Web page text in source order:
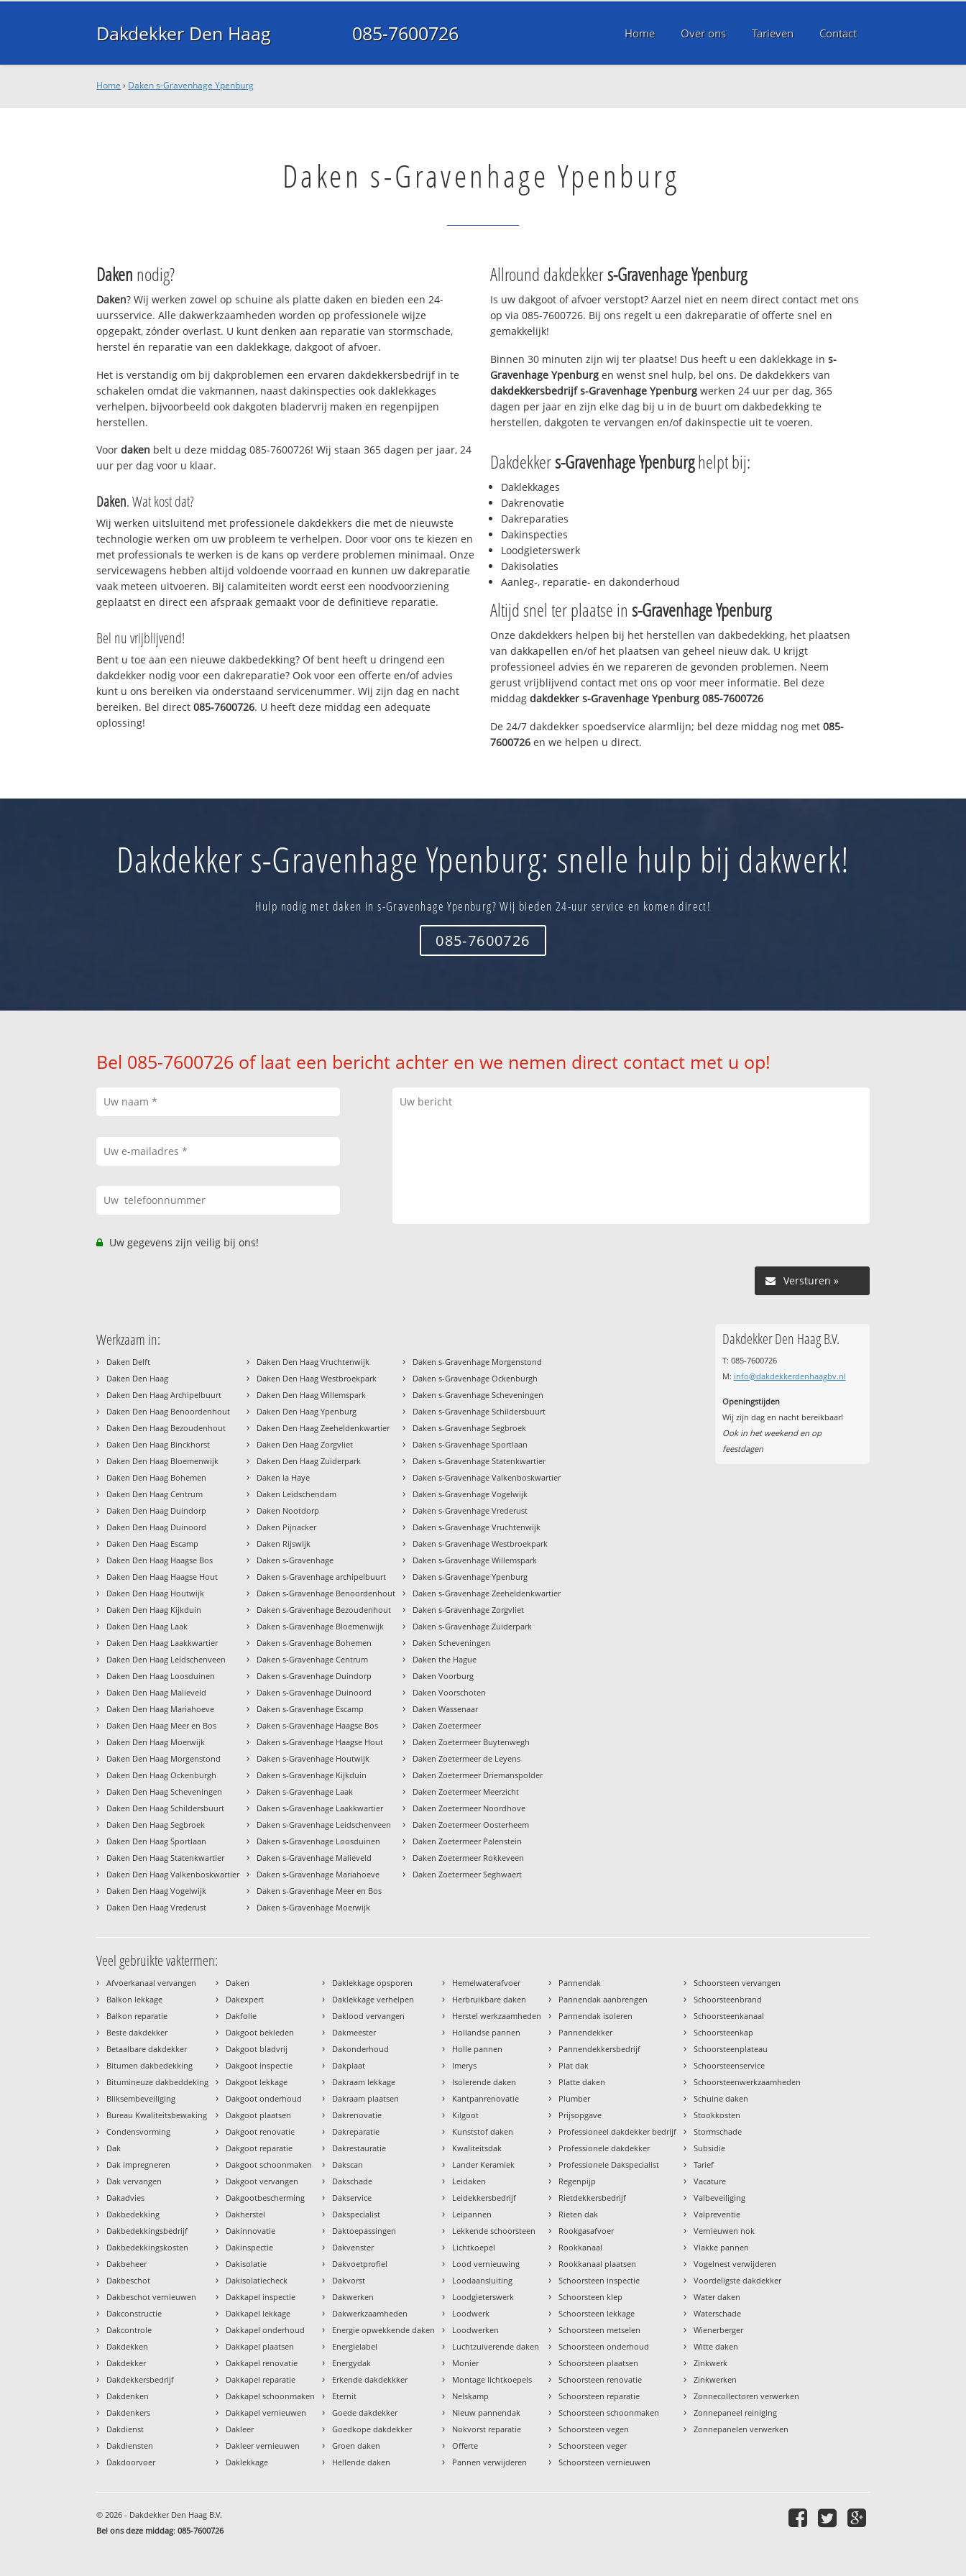
Dakdekker Den Haag 085-7600726 Home Over ons Tarieven Contact
Home › Daken s-Gravenhage Ypenburg
Daken s-Gravenhage Ypenburg
Daken nodig?
Daken? Wij werken zowel op schuine als platte daken en bieden een 24-
uursservice. Alle dakwerkzaamheden worden op professionele wijze
opgepakt, zónder overlast. U kunt denken aan reparatie van stormschade,
herstel én reparatie van een daklekkage, dakgoot of afvoer.
Het is verstandig om bij dakproblemen een ervaren dakdekkersbedrijf in te
schakelen omdat die vakmannen, naast dakinspecties ook daklekkages
verhelpen, bijvoorbeeld ook dakgoten bladervrij maken en regenpijpen
herstellen.
Voordaken belt u deze middag 085-7600726! Wij staan 365 dagen per jaar, 24
uur per dag voor u klaar.
Daken. Wat kost dat?
Wij werken uitsluitend met professionele dakdekkers die met de nieuwste
technologie werken om uw probleem te verhelpen. Door voor ons te kiezen en
met professionals te werken is de kans op verdere problemen minimaal. Onze
servicewagens hebben altijd voldoende voorraad en kunnen uw dakreparatie
vaak meteen uitvoeren. Bij calamiteiten wordt eerst een noodvoorziening
geplaatst en direct een afspraak gemaakt voor de definitieve reparatie.
Bel nu vrijblijvend!
Bent u toe aan een nieuwe dakbedekking? Of bent heeft u dringend een
dakdekker nodig voor een dakreparatie? Ook voor een offerte en/of advies
kunt u ons bereiken via onderstaand servicenummer. Wij zijn dag en nacht
bereiken. Bel direct085-7600726. U heeft deze middag een adequate
oplossing!
Allround dakdekkers-Gravenhage Ypenburg
Is uw dakgoot of afvoer verstopt? Aarzel niet en neem direct contact met ons
op via 085-7600726. Bij ons regelt u een dakreparatie of offerte snel en
gemakkelijk!
Binnen 30 minuten zijn wij ter plaatse! Dus heeft u een daklekkage in s-
Gravenhage Ypenburg en wenst snel hulp, bel ons. De dakdekkers van
dakdekkersbedrijfs-Gravenhage Ypenburg werken 24 uur per dag, 365
dagen per jaar en zijn elke dag bij u in de buurt om dakbedekking te
herstellen, dakgoten te vervangen en/of dakinspectie uit te voeren.
Dakdekkers-Gravenhage Ypenburghelpt bij:
Daklekkages
Dakrenovatie
Dakreparaties
Dakinspecties
Loodgieterswerk
Dakisolaties
Aanleg-, reparatie- en dakonderhoud
Altijd snel ter plaatse in s-Gravenhage Ypenburg
Onze dakdekkers helpen bij het herstellen van dakbedekking, het plaatsen
van dakkapellen en/of het plaatsen van geheel nieuw dak. U krijgt
professioneel advies én we repareren de gevonden problemen. Neem
gerust vrijblijvend contact met ons op voor meer informatie. Bel deze
middag dakdekker s-Gravenhage Ypenburg 085-7600726
De 24/7 dakdekker spoedservice alarmlijn; bel deze middag nog met 085-
7600726 en we helpen u direct.
Dakdekker s-Gravenhage Ypenburg: snelle hulp bij dakwerk!
Hulp nodig met daken in s-Gravenhage Ypenburg? Wij bieden 24-uur service en komen direct!
085-7600726
Bel 085-7600726 of laat een bericht achter en we nemen direct contact met u op!
Uw gegevens zijn veilig bij ons!
Versturen »
Werkzaam in:
› Daken Delft
› Daken Den Haag
› Daken Den Haag Archipelbuurt
› Daken Den Haag Benoordenhout
› Daken Den Haag Bezoudenhout
› Daken Den Haag Binckhorst
› Daken Den Haag Bloemenwijk
› Daken Den Haag Bohemen
› Daken Den Haag Centrum
› Daken Den Haag Duindorp
› Daken Den Haag Duinoord
› Daken Den Haag Escamp
› Daken Den Haag Haagse Bos
› Daken Den Haag Haagse Hout
› Daken Den Haag Houtwijk
› Daken Den Haag Kijkduin
› Daken Den Haag Laak
› Daken Den Haag Laakkwartier
› Daken Den Haag Leidschenveen
› Daken Den Haag Loosduinen
› Daken Den Haag Malieveld
› Daken Den Haag Mariahoeve
› Daken Den Haag Meer en Bos
› Daken Den Haag Moerwijk
› Daken Den Haag Morgenstond
› Daken Den Haag Ockenburgh
› Daken Den Haag Scheveningen
› Daken Den Haag Schildersbuurt
› Daken Den Haag Segbroek
› Daken Den Haag Sportlaan
› Daken Den Haag Statenkwartier
› Daken Den Haag Valkenboskwartier
› Daken Den Haag Vogelwijk
› Daken Den Haag Vrederust
› Daken Den Haag Vruchtenwijk
› Daken Den Haag Westbroekpark
› Daken Den Haag Willemspark
› Daken Den Haag Ypenburg
› Daken Den Haag Zeeheldenkwartier
› Daken Den Haag Zorgvliet
› Daken Den Haag Zuiderpark
› Daken la Haye
› Daken Leidschendam
› Daken Nootdorp
› Daken Pijnacker
› Daken Rijswijk
› Daken s-Gravenhage
› Daken s-Gravenhage archipelbuurt
› Daken s-Gravenhage Benoordenhout
› Daken s-Gravenhage Bezoudenhout
› Daken s-Gravenhage Bloemenwijk
› Daken s-Gravenhage Bohemen
› Daken s-Gravenhage Centrum
› Daken s-Gravenhage Duindorp
› Daken s-Gravenhage Duinoord
› Daken s-Gravenhage Escamp
› Daken s-Gravenhage Haagse Bos
› Daken s-Gravenhage Haagse Hout
› Daken s-Gravenhage Houtwijk
› Daken s-Gravenhage Kijkduin
› Daken s-Gravenhage Laak
› Daken s-Gravenhage Laakkwartier
› Daken s-Gravenhage Leidschenveen
› Daken s-Gravenhage Loosduinen
› Daken s-Gravenhage Malieveld
› Daken s-Gravenhage Mariahoeve
› Daken s-Gravenhage Meer en Bos
› Daken s-Gravenhage Moerwijk
› Daken s-Gravenhage Morgenstond
› Daken s-Gravenhage Ockenburgh
› Daken s-Gravenhage Scheveningen
› Daken s-Gravenhage Schildersbuurt
› Daken s-Gravenhage Segbroek
› Daken s-Gravenhage Sportlaan
› Daken s-Gravenhage Statenkwartier
› Daken s-Gravenhage Valkenboskwartier
› Daken s-Gravenhage Vogelwijk
› Daken s-Gravenhage Vrederust
› Daken s-Gravenhage Vruchtenwijk
› Daken s-Gravenhage Westbroekpark
› Daken s-Gravenhage Willemspark
› Daken s-Gravenhage Ypenburg
› Daken s-Gravenhage Zeeheldenkwartier
› Daken s-Gravenhage Zorgvliet
› Daken s-Gravenhage Zuiderpark
› Daken Scheveningen
› Daken the Hague
› Daken Voorburg
› Daken Voorschoten
› Daken Wassenaar
› Daken Zoetermeer
› Daken Zoetermeer Buytenwegh
› Daken Zoetermeer de Leyens
› Daken Zoetermeer Driemanspolder
› Daken Zoetermeer Meerzicht
› Daken Zoetermeer Noordhove
› Daken Zoetermeer Oosterheem
› Daken Zoetermeer Palenstein
› Daken Zoetermeer Rokkeveen
› Daken Zoetermeer Seghwaert
Dakdekker Den Haag B.V.
T: 085-7600726
M: info@dakdekkerdenhaagbv.nl
Openingstijden
Wij zijn dag en nacht bereikbaar!
Ook in het weekend en op
feestdagen
Veel gebruikte vaktermen:
› Afvoerkanaal vervangen
› Balkon lekkage
› Balkon reparatie
› Beste dakdekker
› Betaalbare dakdekker
› Bitumen dakbedekking
› Bitumineuze dakbeddeking
› Bliksembeveiliging
› Bureau Kwaliteitsbewaking
› Condensvorming
› Dak
› Dak impregneren
› Dak vervangen
› Dakadvies
› Dakbedekking
› Dakbedekkingsbedrijf
› Dakbedekkingskosten
› Dakbeheer
› Dakbeschot
› Dakbeschot vernieuwen
› Dakconstructie
› Dakcontrole
› Dakdekken
› Dakdekker
› Dakdekkersbedrijf
› Dakdenken
› Dakdenkers
› Dakdienst
› Dakdiensten
› Dakdoorvoer
› Daken
› Dakexpert
› Dakfolie
› Dakgoot bekleden
› Dakgoot bladvrij
› Dakgoot inspectie
› Dakgoot lekkage
› Dakgoot onderhoud
› Dakgoot plaatsen
› Dakgoot renovatie
› Dakgoot reparatie
› Dakgoot schoonmaken
› Dakgoot vervangen
› Dakgootbescherming
› Dakherstel
› Dakinnovatie
› Dakinspectie
› Dakisolatie
› Dakisolatiecheck
› Dakkapel inspectie
› Dakkapel lekkage
› Dakkapel onderhoud
› Dakkapel plaatsen
› Dakkapel renovatie
› Dakkapel reparatie
› Dakkapel schoonmaken
› Dakkapel vernieuwen
› Dakleer
› Dakleer vernieuwen
› Daklekkage
› Daklekkage opsporen
› Daklekkage verhelpen
› Daklood vervangen
› Dakmeester
› Dakonderhoud
› Dakplaat
› Dakraam lekkage
› Dakraam plaatsen
› Dakrenovatie
› Dakreparatie
› Dakrestauratie
› Dakscan
› Dakschade
› Dakservice
› Dakspecialist
› Daktoepassingen
› Dakvenster
› Dakvoetprofiel
› Dakvorst
› Dakwerken
› Dakwerkzaamheden
› Energie opwekkende daken
› Energielabel
› Energydak
› Erkende dakdekkker
› Eternit
› Goede dakdekker
› Goedkope dakdekker
› Groen daken
› Hellende daken
› Hemelwaterafvoer
› Herbruikbare daken
› Herstel werkzaamheden
› Hollandse pannen
› Holle pannen
› Imerys
› Isolerende daken
› Kantpanrenovatie
› Kilgoot
› Kunststof daken
› Kwaliteitsdak
› Lander Keramiek
› Leidaken
› Leidekkersbedrijf
› Leipannen
› Lekkende schoorsteen
› Lichtkoepel
› Lood vernieuwing
› Loodaansluiting
› Loodgieterswerk
› Loodwerk
› Loodwerken
› Luchtzuiverende daken
› Monier
› Montage lichtkoepels
› Nelskamp
› Nieuw pannendak
› Nokvorst reparatie
› Offerte
› Pannen verwijderen
› Pannendak
› Pannendak aanbrengen
› Pannendak isoleren
› Pannendekker
› Pannendekkersbedrijf
› Plat dak
› Platte daken
› Plumber
› Prijsopgave
› Professioneel dakdekker bedrijf
› Professionele dakdekker
› Professionele Dakspecialist
› Regenpijp
› Rietdekkersbedrijf
› Rieten dak
› Rookgasafvoer
› Rookkanaal
› Rookkanaal plaatsen
› Schoorsteen inspectie
› Schoorsteen klep
› Schoorsteen lekkage
› Schoorsteen metselen
› Schoorsteen onderhoud
› Schoorsteen plaatsen
› Schoorsteen renovatie
› Schoorsteen reparatie
› Schoorsteen schoonmaken
› Schoorsteen vegen
› Schoorsteen veger
› Schoorsteen vernieuwen
› Schoorsteen vervangen
› Schoorsteenbrand
› Schoorsteenkanaal
› Schoorsteenkap
› Schoorsteenplateau
› Schoorsteenservice
› Schoorsteenwerkzaamheden
› Schuine daken
› Stookkosten
› Stormschade
› Subsidie
› Tarief
› Vacature
› Valbeveiliging
› Valpreventie
› Vernieuwen nok
› Vlakke pannen
› Vogelnest verwijderen
› Voordeligste dakdekker
› Water daken
› Waterschade
› Wienerberger
› Witte daken
› Zinkwerk
› Zinkwerken
› Zonnecollectoren verwerken
› Zonnepaneel reiniging
› Zonnepanelen verwerken
© 2026 - Dakdekker Den Haag B.V.
Bel ons deze middag:085-7600726